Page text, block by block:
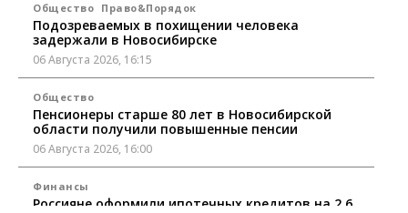
Общество Право&Порядок
Подозреваемых в похищении человека
задержали в Новосибирске
06 Августа 2026, 16:15
Общество
Пенсионеры старше 80 лет в Новосибирской
области получили повышенные пенсии
06 Августа 2026, 16:00
Финансы
Россияне оформили ипотечных кредитов на 2,6